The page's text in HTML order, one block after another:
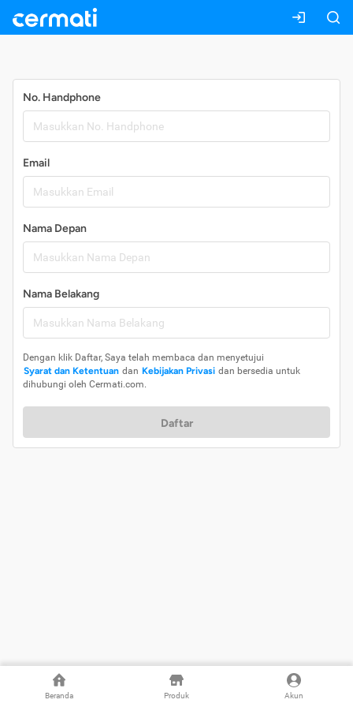
Beranda Produk Akun
No. Handphone
Email
Nama Depan
Nama Belakang
Dengan klik Daftar, Saya telah membaca dan menyetujui
Syarat dan Ketentuan dan Kebijakan Privasi dan bersedia untuk
dihubungi oleh Cermati.com.
Daftar